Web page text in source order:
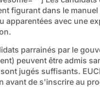
figurant dans le
apparentées avec une
parrainés par le
peuvent être admis
jugés suffisants.
avant de s'inscrire au